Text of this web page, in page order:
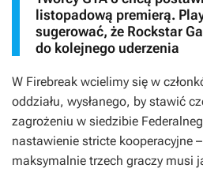
listopadową premierą.
sugerować, że Rockstar
do kolejnego uderzenia
W Firebreak wcielimy się w
oddziału, wysłanego, by stawić
zagrożeniu w siedzibie
nastawienie stricte kooperacyjne
maksymalnie trzech graczy musi